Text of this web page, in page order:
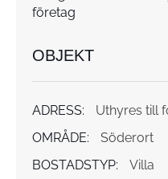
företag
OBJEKT
ADRESS:
Uthyres till
OMRÅDE:
Söderort
BOSTADSTYP:
Villa